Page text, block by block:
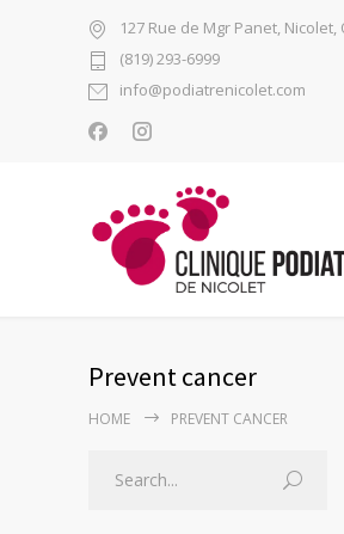
127 Rue de Mgr Panet, Nicolet,
(819) 293-6999
info@podiatrenicolet.com
Prevent cancer
HOME PREVENT CANCER